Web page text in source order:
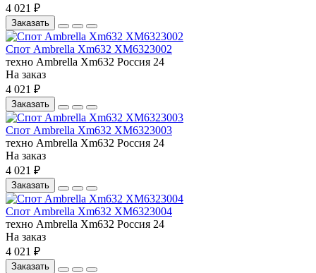
4 021 ₽
Заказать
Спот Ambrella Xm632 XM6323002
техно Ambrella Xm632 Россия 24
На заказ
4 021 ₽
Заказать
Спот Ambrella Xm632 XM6323003
техно Ambrella Xm632 Россия 24
На заказ
4 021 ₽
Заказать
Спот Ambrella Xm632 XM6323004
техно Ambrella Xm632 Россия 24
На заказ
4 021 ₽
Заказать